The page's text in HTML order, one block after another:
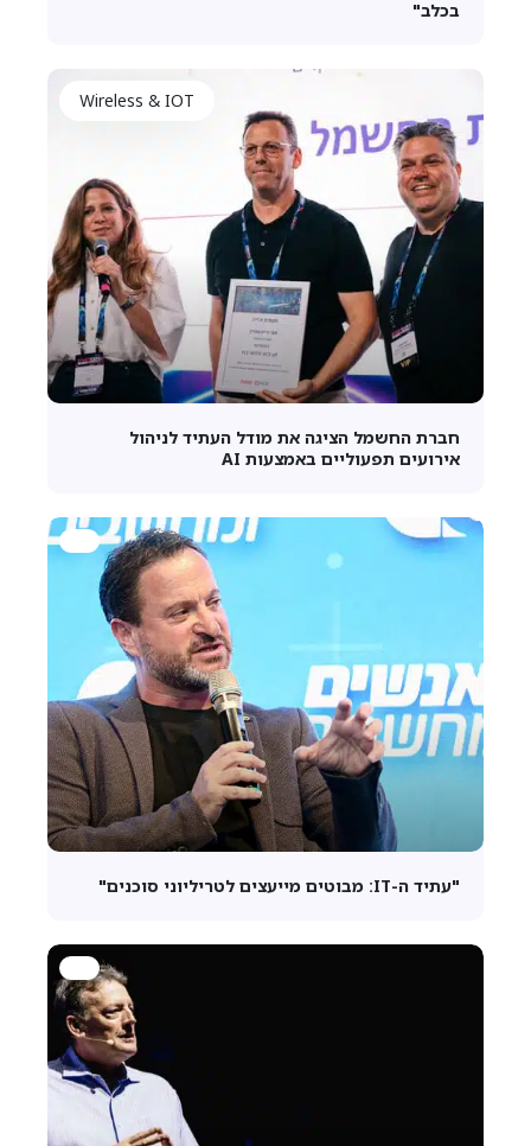
בכלב"
Wireless & IOT
חברת החשמל הציגה את מודל העתיד לניהול
אירועים תפעוליים באמצעות AI
"עתיד ה-IT: מבוטים מייעצים לטריליוני סוכנים"